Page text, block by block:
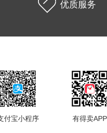
优质服务
付宝小程序 有得卖APP